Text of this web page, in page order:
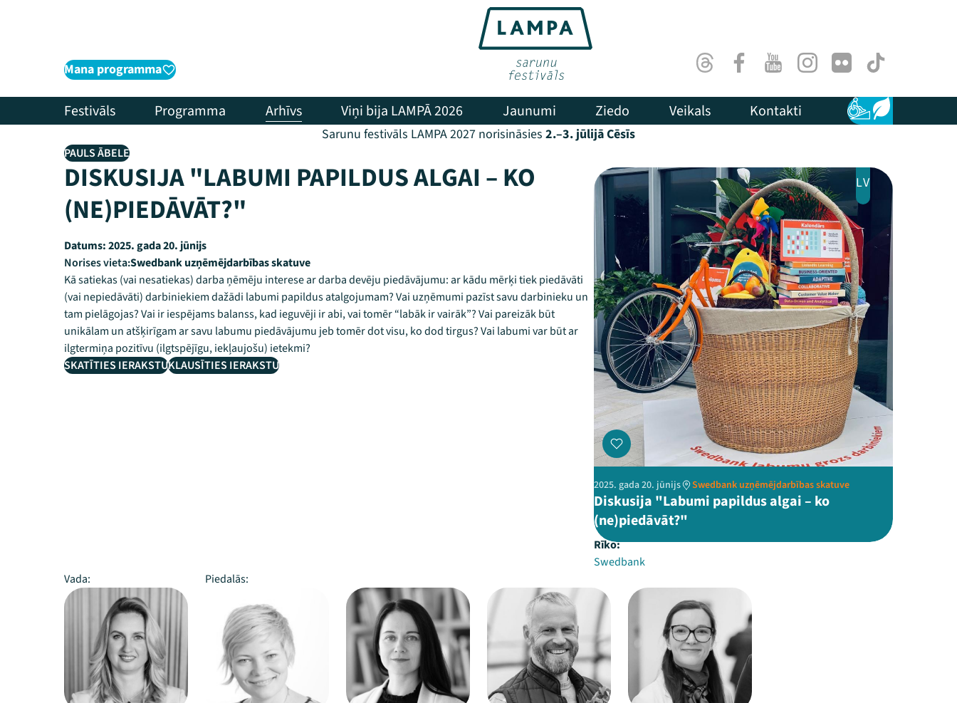
Mana programma ThreadsFacebookYoutubeInstagram
Flick TikTok
Festivāls Programma Arhīvs Viņi bija LAMPĀ 2026 Jaunumi Ziedo Veikals Kontakti Pieejamība
Ilgtspēja
Sarunu festivāls LAMPA 2027 norisināsies 2.–3. jūlijā Cēsīs
PAULS ĀBELE
DISKUSIJA "LABUMI PAPILDUS ALGAI – KO
(NE)PIEDĀVĀT?"
Datums:2025. gada 20. jūnijs
Norises vieta:Swedbank uzņēmējdarbības skatuve
Kā satiekas (vai nesatiekas) darba ņēmēju interese ar darba devēju piedāvājumu: ar kādu mērķi tiek piedāvāti
(vai nepiedāvāti) darbiniekiem dažādi labumi papildus atalgojumam? Vai uzņēmumi pazīst savu darbinieku un
tam pielāgojas? Vai ir iespējams balanss, kad ieguvēji ir abi, vai tomēr “labāk ir vairāk”? Vai pareizāk būt
unikālam un atšķirīgam ar savu labumu piedāvājumu jeb tomēr dot visu, ko dod tirgus? Vai labumi var būt ar
ilgtermiņa pozitīvu (ilgtspējīgu, iekļaujošu) ietekmi?
SKATĪTIES IERAKSTUKLAUSĪTIES IERAKSTU
LV
2025. gada 20. jūnijs Swedbank uzņēmējdarbības skatuve
Diskusija "Labumi papildus algai – ko
(ne)piedāvāt?"
Rīko:
Swedbank
Vada:
Piedalās: